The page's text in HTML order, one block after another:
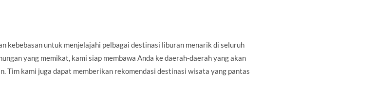
kebebasan untuk menjelajahi pelbagai destinasi liburan menarik di seluruh
yang memikat, kami siap membawa Anda ke daerah-daerah yang akan
Tim kami juga dapat memberikan rekomendasi destinasi wisata yang pantas